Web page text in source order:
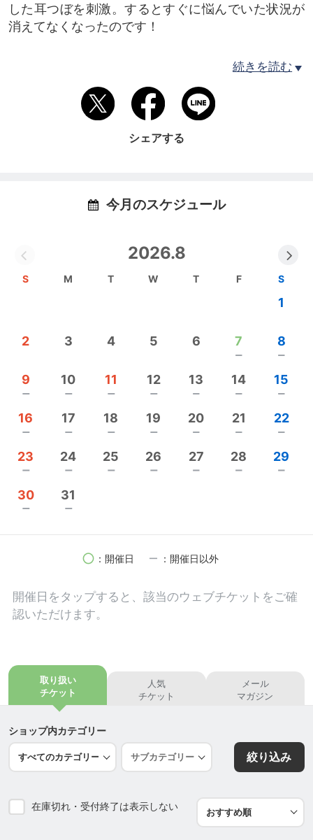
した耳つぼを刺激。するとすぐに悩んでいた状況が
消えてなくなったのです！
これはすごい！と思いながら半信半疑な部分もあ
それからは試して試して、どんな耳の形でも「こう
すれば効くんだ」という自分なりのレシピを完成さ
私がたどり着いたのは、その原因もきちんと検証し
に伝え、使っていただきたいと思い、協会をたちあ
ブライダルに特化したのは、これも自身の経験か
ら。
人生で最も晴れやかな日の不安を耳つぼで改善でき
たら、そして、それが華やかなジュエリーも兼ねる
スとしても成立させることができます。
な時期も、年齢を重ねるとともに現れる不調も、耳
そのためにも、この協会で正しい知識と技術を身に
付けて、たくさんの方々に耳つぼの「伝道師」とな
そして耳つぼが、あの日私のことを救ってくれたよ
うに、日常のボディメンテナンス法として多くの
ブライダル耳つぼジュエリー®協会
代表 後藤 恵
■耳鑑定®師とは
耳鑑定®師は、古来2000年以上活用されてきた、耳
の機能を用いてあなたの心身の内部を解き明かしま
自分自身に眠る情報を引き出しより成功に近づくた
めの意識改革・行動改革に導くことで幸せな人生の
続きを読む
シェアする
今月のスケジュール
2026.8
S M T W T F S
1
2 3 4 5 6 7
remove
8
remove
9
remove
10
remove
11
remove
12
remove
13
remove
14
remove
15
remove
16
remove
17
remove
18
remove
19
remove
20
remove
21
remove
22
remove
23
remove
24
remove
25
remove
26
remove
27
remove
28
remove
29
remove
30
remove
31
remove
circle ：開催日 remove ：開催日以外
開催日を タップすると、該当のウェブチケットをご確
認いただけます。
取り扱い
チケット
人気
チケット
メール
マガジン
ショップ内カテゴリー
絞り込み
在庫切れ・受付終了は表示しない